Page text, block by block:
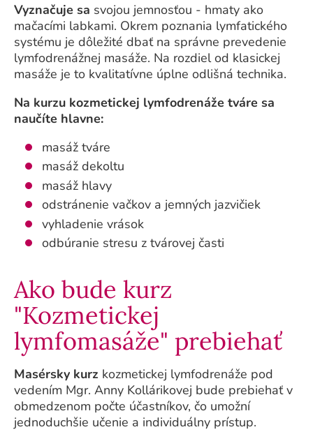
Vyznačuje sa svojou jemnosťou - hmaty ako
mačacími labkami. Okrem poznania lymfatického
systému je dôležité dbať na správne prevedenie
lymfodrenážnej masáže. Na rozdiel od klasickej
masáže je to kvalitatívne úplne odlišná technika.
Na kurzu kozmetickej lymfodrenáže tváre sa
naučíte hlavne:
masáž tváre
masáž dekoltu
masáž hlavy
odstránenie vačkov a jemných jazvičiek
vyhladenie vrások
odbúranie stresu z tvárovej časti
Ako bude kurz
"Kozmetickej
lymfomasáže" prebiehať
Masérsky kurz kozmetickej lymfodrenáže pod
vedením Mgr. Anny Kollárikovej bude prebiehať v
obmedzenom počte účastníkov, čo umožní
jednoduchšie učenie a individuálny prístup.